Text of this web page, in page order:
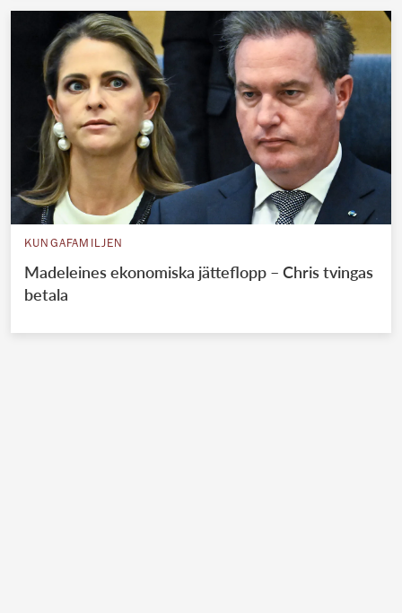
KUNGAFAMILJEN
Madeleines ekonomiska jätteflopp – Chris tvingas
betala